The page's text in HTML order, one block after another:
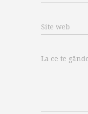
Site web
La ce te